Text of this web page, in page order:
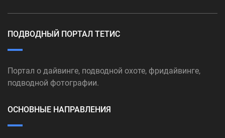
ПОДВОДНЫЙ ПОРТАЛ ТЕТИС
Портал о дайвинге, подводной охоте, фридайвинге,
подводной фотографии.
ОСНОВНЫЕ НАПРАВЛЕНИЯ